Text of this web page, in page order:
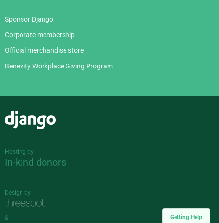
Getting Help
Sponsor Django
Corporate membership
Official merchandise store
Benevity Workplace Giving Program
Hosting by
In-kind donors
Design by
&